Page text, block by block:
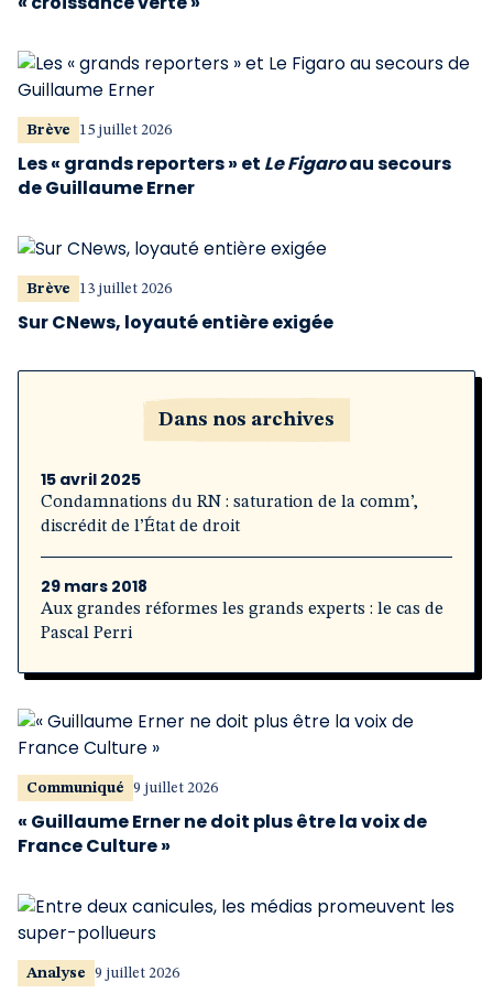
Brève 15 juillet 2026
Les « grands reporters » et Le Figaroau secours
de Guillaume Erner
Brève 13 juillet 2026
Sur CNews, loyauté entière exigée
Dans nos archives
15 avril 2025
Condamnations du RN : saturation de la comm’,
discrédit de l’État de droit
29 mars 2018
Aux grandes réformes les grands experts : le cas de
Pascal Perri
Communiqué 9 juillet 2026
« Guillaume Erner ne doit plus être la voix de
France Culture »
Analyse 9 juillet 2026